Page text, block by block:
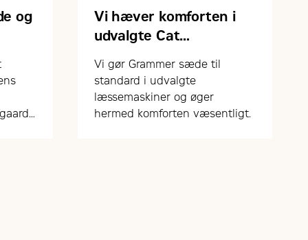
og
Vi hæver komforten i
udvalgte Cat
Vi gør Grammer sæde til
standard i udvalgte
læssemaskiner og øger
hermed komforten væsentligt.